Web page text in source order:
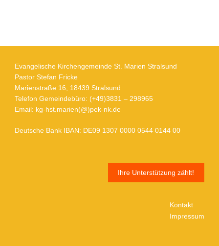
Evangelische Kirchengemeinde St. Marien Stralsund
Pastor Stefan Fricke
Marienstraße 16, 18439 Stralsund
Telefon Gemeindebüro: (+49)3831 – 298965
Email: kg-hst.marien(@)pek-nk.de
Deutsche Bank IBAN: DE09 1307 0000 0544 0144 00
Ihre Unterstützung zählt!
Kontakt
Impressum